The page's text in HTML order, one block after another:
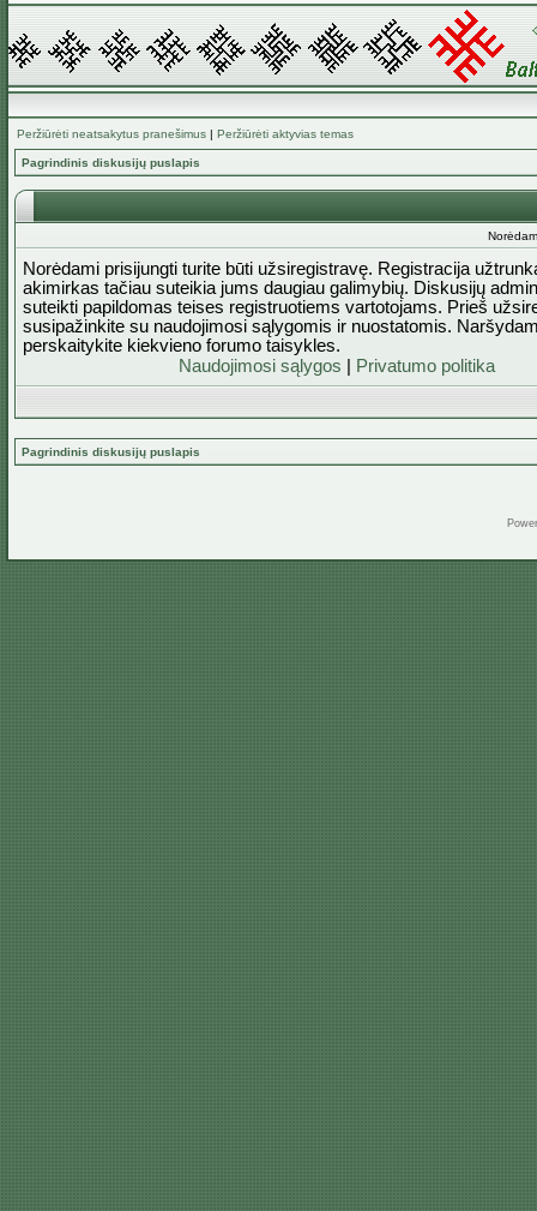
Peržiūrėti neatsakytus pranešimus | Peržiūrėti aktyvias temas
Pagrindinis diskusijų puslapis
Norėdami prisijungti turite būti užsiregistravę. Registracija
akimirkas tačiau suteikia jums daugiau galimybių. Diskusijų
suteikti papildomas teises registruotiems vartotojams. Prieš
susipažinkite su naudojimosi sąlygomis ir nuostatomis.
perskaitykite kiekvieno forumo taisykles.
Naudojimosi sąlygos
Privatumo politika
Pagrindinis diskusijų puslapis